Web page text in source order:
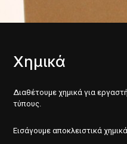
Χημικά
Διαθέτουμε χημικά για
τύπους.
Εισάγουμε αποκλειστικά